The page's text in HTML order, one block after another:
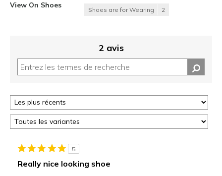
View On Shoes
Shoes are for Wearing 2
2 avis
5
Really nice looking shoe